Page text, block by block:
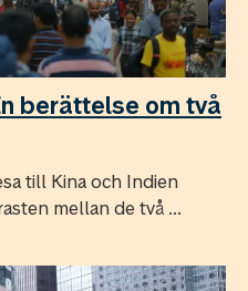
berättelse om två
till Kina och Indien
mellan de två ...